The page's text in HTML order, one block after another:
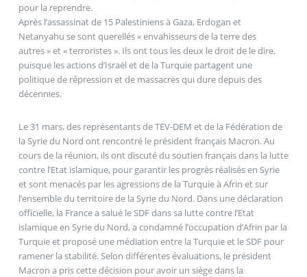
pour la reprendre.
Après l’assassinat de 15 Palestiniens à Gaza, Erdogan et
Netanyahu se sont querellés « envahisseurs de la terre des
autres » et « terroristes ». Ils ont tous les deux le droit de le dire,
puisque les actions d’Israël et de la Turquie partagent une
politique de répression et de massacres qui dure depuis des
décennies.
Le 31 mars, des représentants de TEV-DEM et de la Fédération de
la Syrie du Nord ont rencontré le président français Macron. Au
cours de la réunion, ils ont discuté du soutien français dans la lutte
contre l’Etat islamique, pour garantir les progrès réalisés en Syrie
et sont menacés par les agressions de la Turquie à Afrin et sur
l’ensemble du territoire de la Syrie du Nord. Dans une déclaration
officielle, la France a salué le SDF dans sa lutte contre l’Etat
islamique en Syrie du Nord, a condamné l’occupation d’Afrin par la
Turquie et proposé une médiation entre la Turquie et le SDF pour
ramener la stabilité. Selon différentes évaluations, le président
Macron a pris cette décision pour avoir un siège dans la